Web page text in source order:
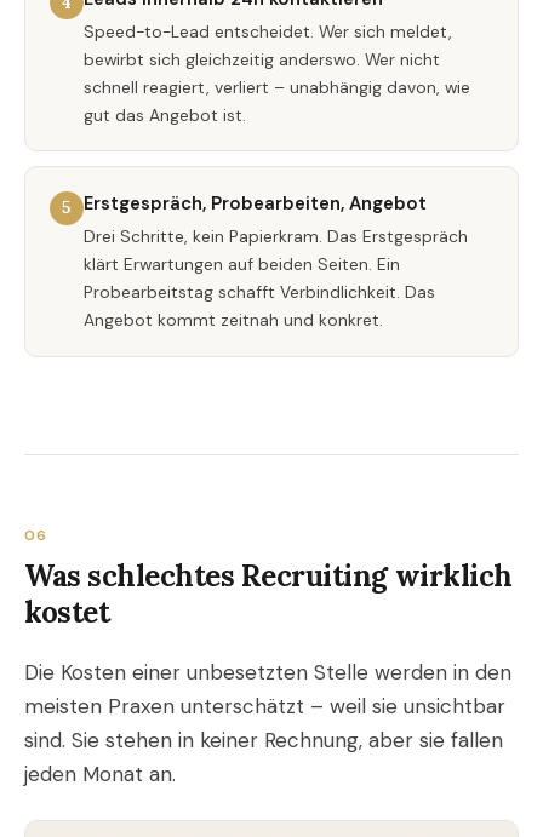
Speed-to-Lead entscheidet. Wer sich meldet,
bewirbt sich gleichzeitig anderswo. Wer nicht
schnell reagiert, verliert – unabhängig davon, wie
gut das Angebot ist.
5 Erstgespräch, Probearbeiten, Angebot
Drei Schritte, kein Papierkram. Das Erstgespräch
klärt Erwartungen auf beiden Seiten. Ein
Probearbeitstag schafft Verbindlichkeit. Das
Angebot kommt zeitnah und konkret.
06
Was schlechtes Recruiting wirklich
kostet
Die Kosten einer unbesetzten Stelle werden in den
meisten Praxen unterschätzt – weil sie unsichtbar
sind. Sie stehen in keiner Rechnung, aber sie fallen
jeden Monat an.